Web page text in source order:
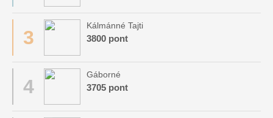
3
Kálmánné Tajti
3800 pont
4
Gáborné
3705 pont